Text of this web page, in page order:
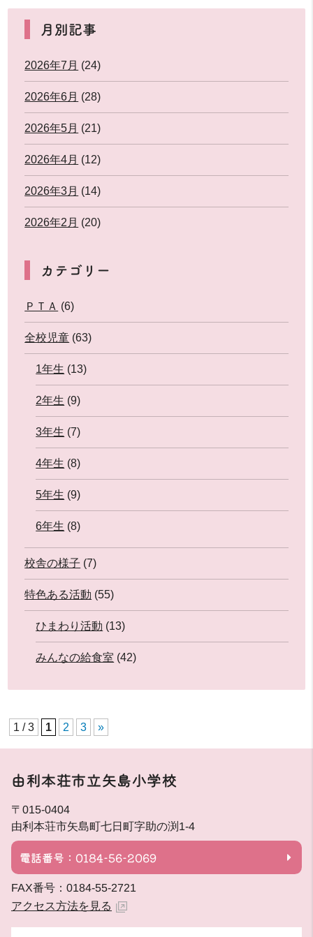
月別記事
2026年7月 (24)
2026年6月 (28)
2026年5月 (21)
2026年4月 (12)
2026年3月 (14)
2026年2月 (20)
カテゴリー
ＰＴＡ (6)
全校児童 (63)
1年生 (13)
2年生 (9)
3年生 (7)
4年生 (8)
5年生 (9)
6年生 (8)
校舎の様子 (7)
特色ある活動 (55)
ひまわり活動 (13)
みんなの給食室 (42)
1 / 3 1 2 3 »
由利本荘市立矢島小学校
〒015-0404
由利本荘市矢島町七日町字助の渕1-4
電話番号：0184-56-2069
FAX番号：0184-55-2721
アクセス方法を見る